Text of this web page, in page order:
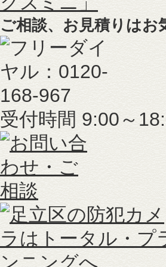
ご相談、お見積りはお
受付時間 9:00～